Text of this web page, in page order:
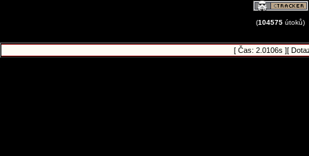
(104575 útoků)
[ Čas: 2.0106s ][